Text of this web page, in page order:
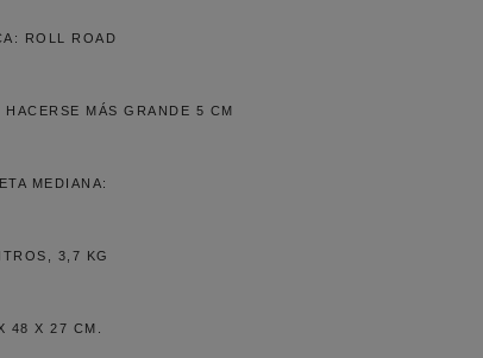
ROLL ROAD
MÁS GRANDE 5 CM
MEDIANA:
3,7 KG
48 X 27 CM.